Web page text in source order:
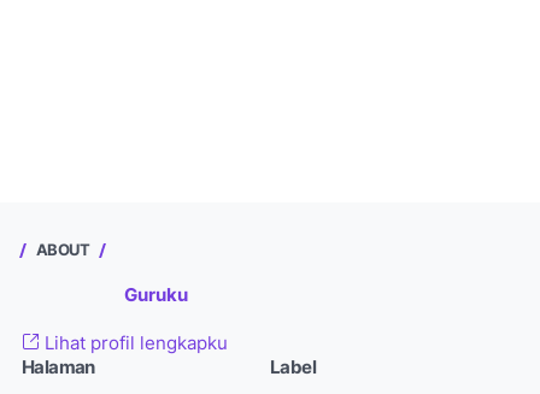
ABOUT
Guruku
Lihat profil lengkapku
Halaman
Label